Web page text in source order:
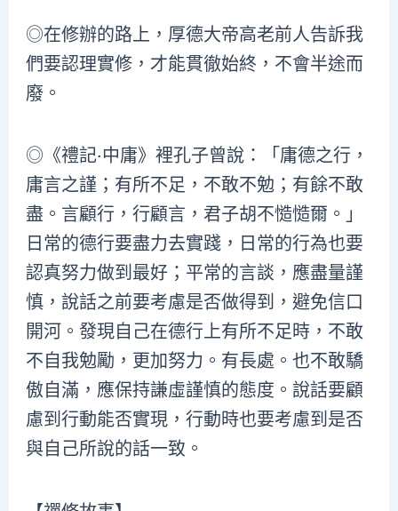
◎在修辦的路上，厚德大帝高老前人告訴我
們要認理實修，才能貫徹始終，不會半途而
廢。
◎《禮記‧中庸》裡孔子曾說：「庸德之行，
庸言之謹；有所不足，不敢不勉；有餘不敢
盡。言顧行，行顧言，君子胡不慥慥爾。」
日常的德行要盡力去實踐，日常的行為也要
認真努力做到最好；平常的言談，應盡量謹
慎，說話之前要考慮是否做得到，避免信口
開河。發現自己在德行上有所不足時，不敢
不自我勉勵，更加努力。有長處。也不敢驕
傲自滿，應保持謙虛謹慎的態度。說話要顧
慮到行動能否實現，行動時也要考慮到是否
與自己所說的話一致。